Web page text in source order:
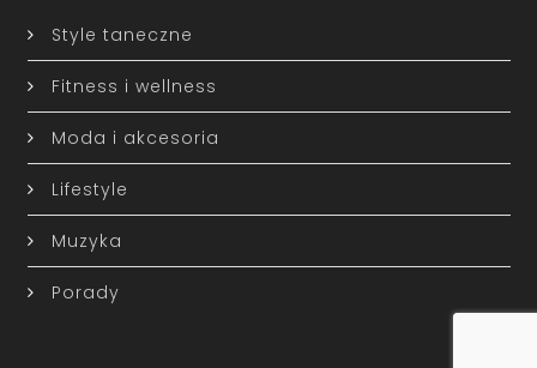
Style taneczne
Fitness i wellness
Moda i akcesoria
Lifestyle
Muzyka
Porady